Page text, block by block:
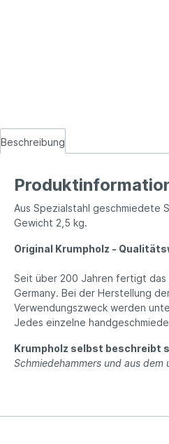
Beschreibung
Aus Spezialstahl geschmiedete
Gewicht 2,5 kg.
Original Krumpholz -
Seit über 200 Jahren fertigt das
Germany. Bei der Herstellung
Verwendungszweck werden
Jedes einzelne
Krumpholz selbst beschreibt
Schmiedehammers und aus